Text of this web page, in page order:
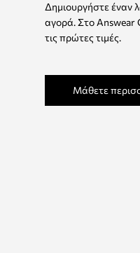
Δημιουργήστε έναν
αγορά. Στο Answear
τις πρώτες τιμές.
Μάθετε